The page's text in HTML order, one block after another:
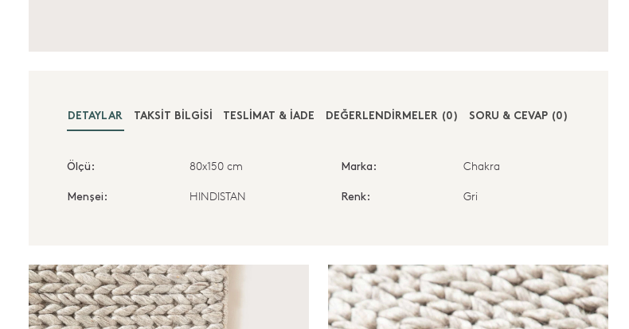
DETAYLAR TAKSIT BILGISI TESLIMAT & İADE DEĞERLENDİRMELER (0) SORU & CEVAP (0)
Ölçü: 80x150 cm Marka: Chakra
Menşei: HINDISTAN Renk: Gri